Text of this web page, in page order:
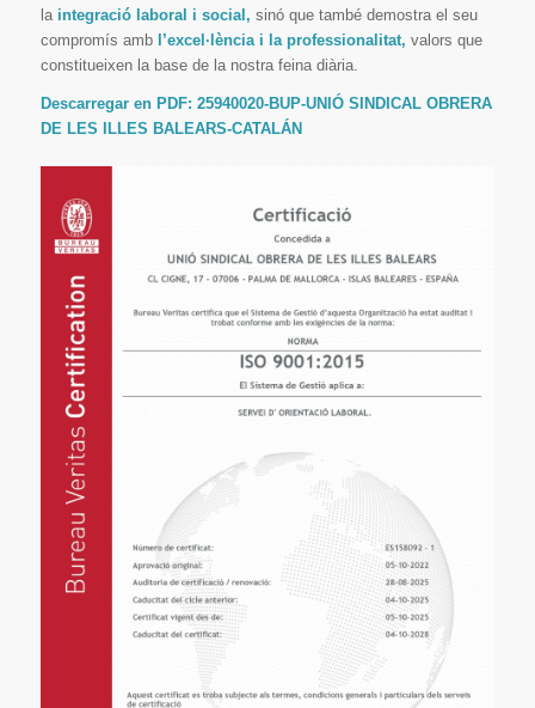
la integració laboral i social, sinó que també demostra el seu
compromís amb l’excel·lència i la professionalitat, valors que
constitueixen la base de la nostra feina diària.
Descarregar en PDF: 25940020-BUP-UNIÓ SINDICAL OBRERA
DE LES ILLES BALEARS-CATALÁN